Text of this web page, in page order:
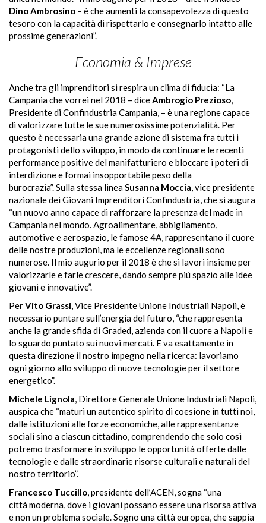
Dino Ambrosino – è che aumenti la consapevolezza di questo
tesoro con la capacità di rispettarlo e consegnarlo intatto alle
prossime generazioni”.
Economia & Imprese
Anche tra gli imprenditori si respira un clima di fiducia: “La
Campania che vorrei nel 2018 – diceAmbrogio Prezioso,
Presidente di Confindustria Campania, – è una regione capace
di valorizzare tutte le sue numerosissime potenzialità. Per
questo è necessaria una grande azione di sistema fra tutti i
protagonisti dello sviluppo, in modo da continuare le recenti
performance positive del manifatturiero e bloccare i poteri di
interdizione e l’ormai insopportabile peso della
burocrazia”. Sulla stessa lineaSusanna Moccia, vice presidente
nazionale dei Giovani Imprenditori Confindustria, che si augura
“un nuovo anno capace di rafforzare la presenza del made in
Campania nel mondo. Agroalimentare, abbigliamento,
automotive e aerospazio, le famose 4A, rappresentano il cuore
delle nostre produzioni, ma le eccellenze regionali sono
numerose. Il mio augurio per il 2018 è che si lavori insieme per
valorizzarle e farle crescere, dando sempre più spazio alle idee
giovani e innovative”.
PerVito Grassi,Vice Presidente Unione Industriali Napoli, è
necessario puntaresull’energiadel futuro, “che rappresenta
anche la grande sfida di Graded, azienda con il cuore a Napoli e
lo sguardo puntato sui nuovi mercati. E va esattamente in
questa direzione il nostro impegno nella ricerca: lavoriamo
ogni giorno allo sviluppo di nuove tecnologie per il settore
energetico”.
Michele Lignola, Direttore Generale Unione Industriali Napoli,
auspica che “maturi un autentico spirito di coesione in tutti noi,
dalle istituzioni alle forze economiche, alle rappresentanze
sociali sino a ciascun cittadino, comprendendo che solo così
potremo trasformare in sviluppo le opportunità offerte dalle
tecnologie e dalle straordinarie risorse culturali e naturali del
nostro territorio”.
Francesco Tuccillo, presidente dell’ACEN, sogna “una
città moderna, dove i giovani possano essere una risorsa attiva
e non un problema sociale. Sogno una città europea, che sappia